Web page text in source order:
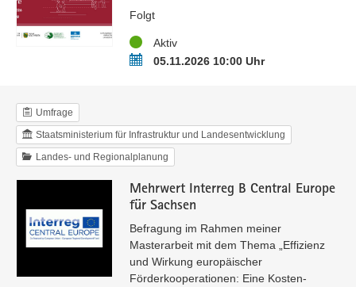
Folgt
StatusAktiv
Termin05.11.2026 10:00 Uhr
Umfrage
Staatsministerium für Infrastruktur und Landesentwicklung
Landes- und Regionalplanung
Mehrwert Interreg B Central Europe
für Sachsen
Befragung im Rahmen meiner
Masterarbeit mit dem Thema „Effizienz
und Wirkung europäischer
Förderkooperationen: Eine Kosten-